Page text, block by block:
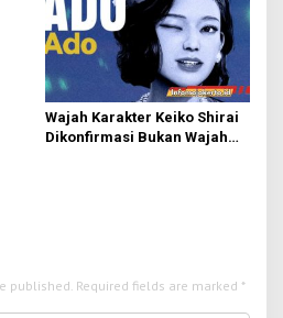
Wajah Karakter Keiko Shirai
Dikonfirmasi Bukan Wajah
published. Required fields are marked *